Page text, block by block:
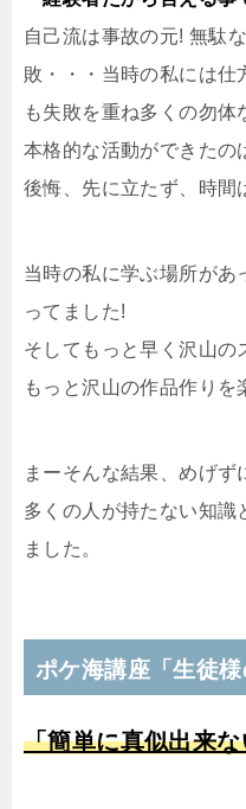
自己流は事故の元! 無駄
敗・・・当時の私には仕
も失敗を重ね多くの勿体
本格的な活動ができたの
後悔、先に立たず、 時間
当時の私に学ぶ場所があ
ってました!
そしてもっと早く沢山の
もっと沢山の作品作りを
まーそんな結果、めげ
多くの人が持たない知識
ました。
ポケ海講座「生徒様
「簡単に真似出来